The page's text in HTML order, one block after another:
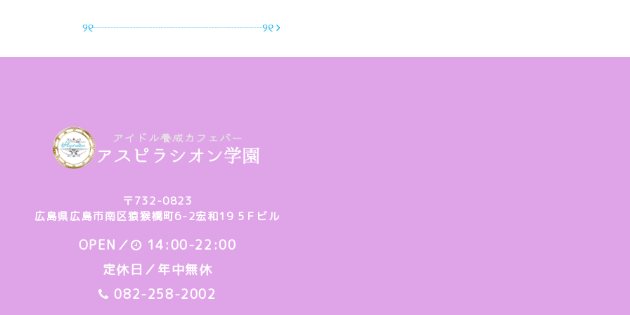
୨୧┈┈┈┈┈┈┈┈┈┈┈┈┈┈┈୨୧
〒732-0823
広島県広島市南区猿猴橋町6-2宏和19 5Ｆビル
OPEN／
14:00-22:00
定休日／年中無休
082-258-2002